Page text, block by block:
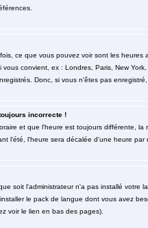
ce que vous pouvez voir sont les
convient, ex : Londres, Paris, New
Donc, si vous n'êtes pas
incorrecte !
et que l'heure est toujours différente,
l'été, l'heure sera décalée d'une heure par
soit l'administrateur n'a pas installé
le pack de langue dont vous avez
voir le lien en bas des pages).